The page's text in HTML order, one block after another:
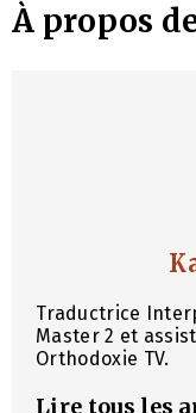
À propos
Traductrice
Master 2 et
Orthodoxie TV.
Lire tous les